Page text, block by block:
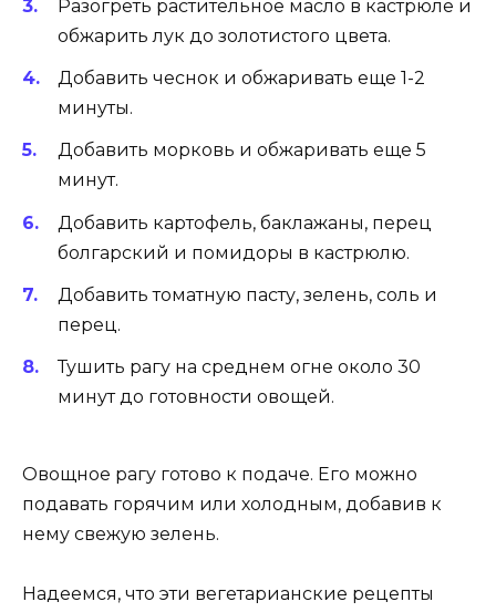
Разогреть растительное масло в кастрюле и
обжарить лук до золотистого цвета.
Добавить чеснок и обжаривать еще 1-2
минуты.
Добавить морковь и обжаривать еще 5
минут.
Добавить картофель, баклажаны, перец
болгарский и помидоры в кастрюлю.
Добавить томатную пасту, зелень, соль и
перец.
Тушить рагу на среднем огне около 30
минут до готовности овощей.
Овощное рагу готово к подаче. Его можно
подавать горячим или холодным, добавив к
нему свежую зелень.
Надеемся, что эти вегетарианские рецепты